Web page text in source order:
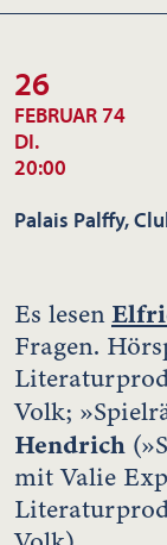
26
FEBRUAR 74
DI.
20:00
Palais Palffy,
Es lesen
Fragen.
Volk;
Hendrich
mit Valie